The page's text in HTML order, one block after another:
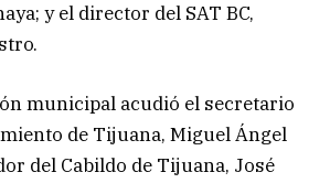
y el director del SAT BC,
municipal acudió el secretario
de Tijuana, Miguel Ángel
del Cabildo de Tijuana, José